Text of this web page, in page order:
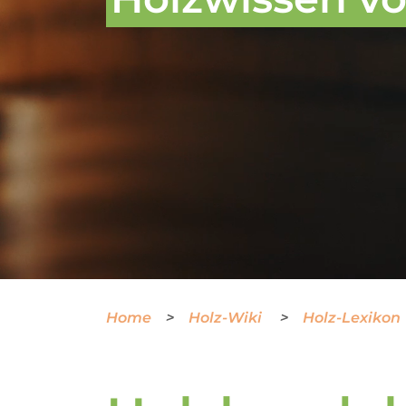
Home Holz-Wiki Holz-Lexikon